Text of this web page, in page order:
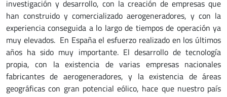
investigación y desarrollo, con la creación de empresas que
han construido y comercializado aerogeneradores, y con la
experiencia conseguida a lo largo de tiempos de operación ya
muy elevados. En España el esfuerzo realizado en los últimos
años ha sido muy importante. El desarrollo de tecnología
propia, con la existencia de varias empresas nacionales
fabricantes de aerogeneradores, y la existencia de áreas
geográficas con gran potencial eólico, hace que nuestro país